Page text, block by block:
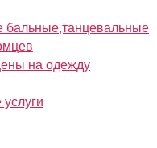
бальные,танцевальные
на одежду